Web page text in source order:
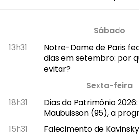
Sábado
13h31
Notre-Dame de Paris
dias em setembro: por
evitar?
Sexta-feira
18h31
Dias do Patrimônio
Maubuisson (95), a
15h31
Falecimento de